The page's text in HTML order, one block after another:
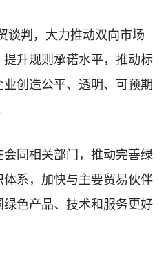
谈判，大力推动双向市场
升规则承诺水平，推动标
创造公平、透明、可预期
同相关部门，推动完善绿
系，加快与主要贸易伙伴
色产品、技术和服务更好